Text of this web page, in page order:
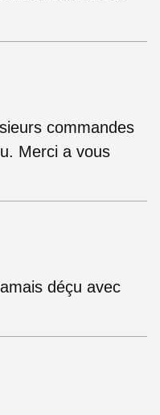
commandes
Merci a vous
déçu avec